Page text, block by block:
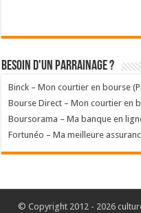
Besoin d'un parrainage ?
Binck – Mon courtier en bourse
Bourse Direct – Mon courtier en
Boursorama – Ma banque en
Fortunéo – Ma meilleure
© Copyright 2012 - 2026